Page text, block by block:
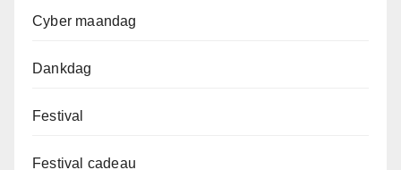
Cyber maandag
Dankdag
Festival
Festival cadeau